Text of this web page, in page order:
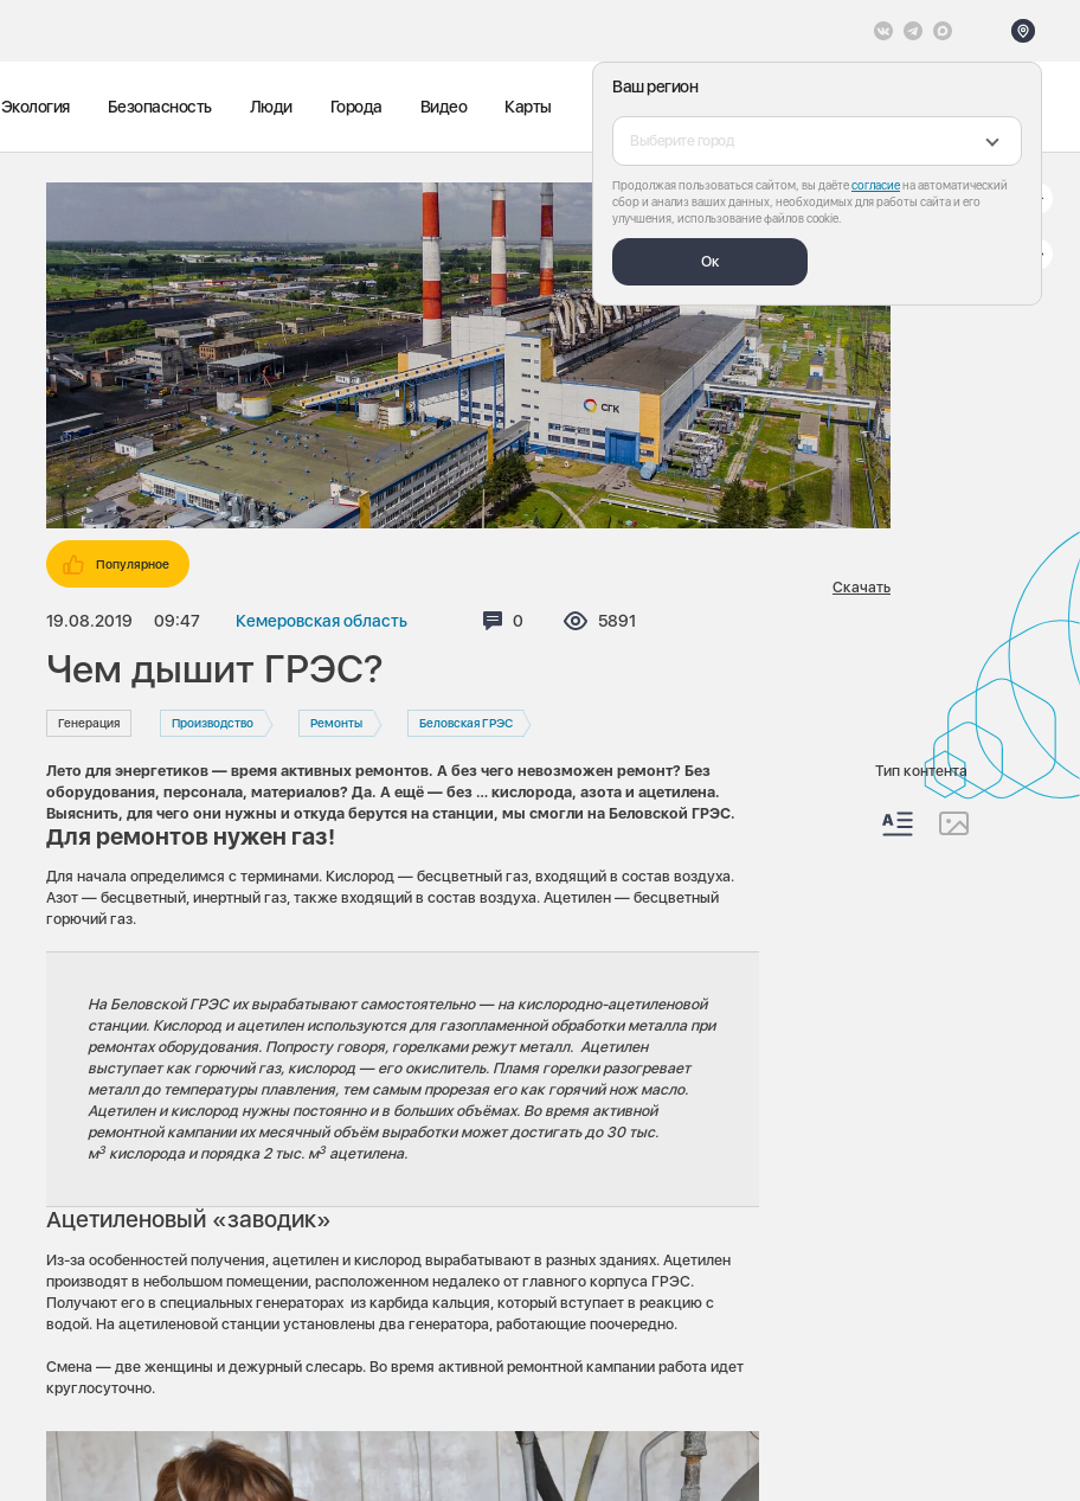
Ваш регион
Выберите город
Продолжая пользоваться сайтом, вы даётесогласиена автоматический
сбор и анализ ваших данных, необходимых для работы сайта и его
улучшения, использование файлов cookie.
Ок
Экология Безопасность Люди Города Видео Карты
Популярное
19.08.2019 09:47 Кемеровская область Комментариев:
0 Просмотров:
5891
Скачать
Чем дышит ГРЭС?
Генерация Производство Ремонты Беловская ГРЭС
Лето для энергетиков — время активных ремонтов. А без чего невозможен ремонт? Без
оборудования, персонала, материалов? Да. А ещё — без … кислорода, азота и ацетилена.
Выяснить, для чего они нужны и откуда берутся на станции, мы смогли на Беловской ГРЭС.
Для ремонтов нужен газ!
Для начала определимся с терминами. Кислород — бесцветный газ, входящий в состав воздуха.
Азот — бесцветный, инертный газ, также входящий в состав воздуха. Ацетилен — бесцветный
горючий газ.
На Беловской ГРЭС их вырабатывают самостоятельно — на кислородно-ацетиленовой
станции. Кислород и ацетилен используются для газопламенной обработки металла при
ремонтах оборудования. Попросту говоря, горелками режут металл. Ацетилен
выступает как горючий газ, кислород — его окислитель. Пламя горелки разогревает
металл до температуры плавления, тем самым прорезая его как горячий нож масло.
Ацетилен и кислород нужны постоянно и в больших объёмах. Во время активной
ремонтной кампании их месячный объём выработки может достигать до 30 тыс.
м3кислорода и порядка 2 тыс. м3ацетилена.
Ацетиленовый «заводик»
Из-за особенностей получения, ацетилен и кислород вырабатывают в разных зданиях. Ацетилен
производят в небольшом помещении, расположенном недалеко от главного корпуса ГРЭС.
Получают его в специальных генераторах из карбида кальция, который вступает в реакцию с
водой. На ацетиленовой станции установлены два генератора, работающие поочередно.
Смена — две женщины и дежурный слесарь. Во время активной ремонтной кампании работа идет
круглосуточно.
Тип контента